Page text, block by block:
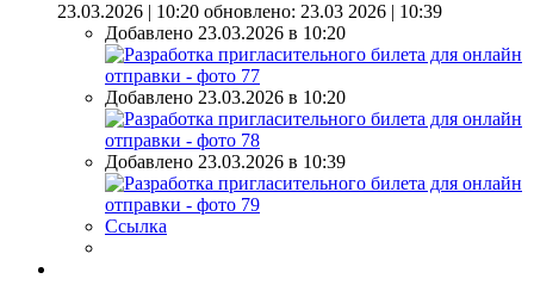
23.03.2026 | 10:20 обновлено: 23.03 2026 | 10:39
Добавлено 23.03.2026 в 10:20
Добавлено 23.03.2026 в 10:20
Добавлено 23.03.2026 в 10:39
Ссылка